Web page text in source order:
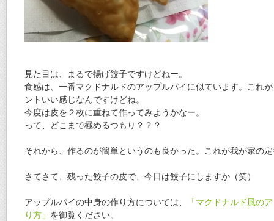
見た目は、まるで揚げ餃子ですけどねー。
食感は、一番マクドナルドのアップルパイに似ています。これ
ントいい感じなんですけどね。
今度は皮を２枚に重ねて作ってみようかなー。
って、どこまで極めるつもり？？？
それから、作るのが簡単というのも良かった。これが我が家の
さてさて、残った餃子の皮で、今日は餃子にしますか（笑）
アップルパイの中身の作り方については、
「マクドナルド風の
り方」 を御覧ください。